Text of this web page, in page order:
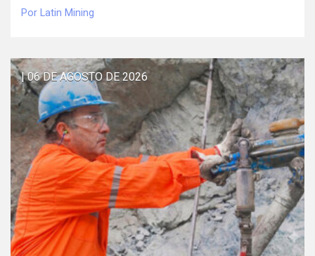
Por Latin Mining
| 06 DE AGOSTO DE 2026